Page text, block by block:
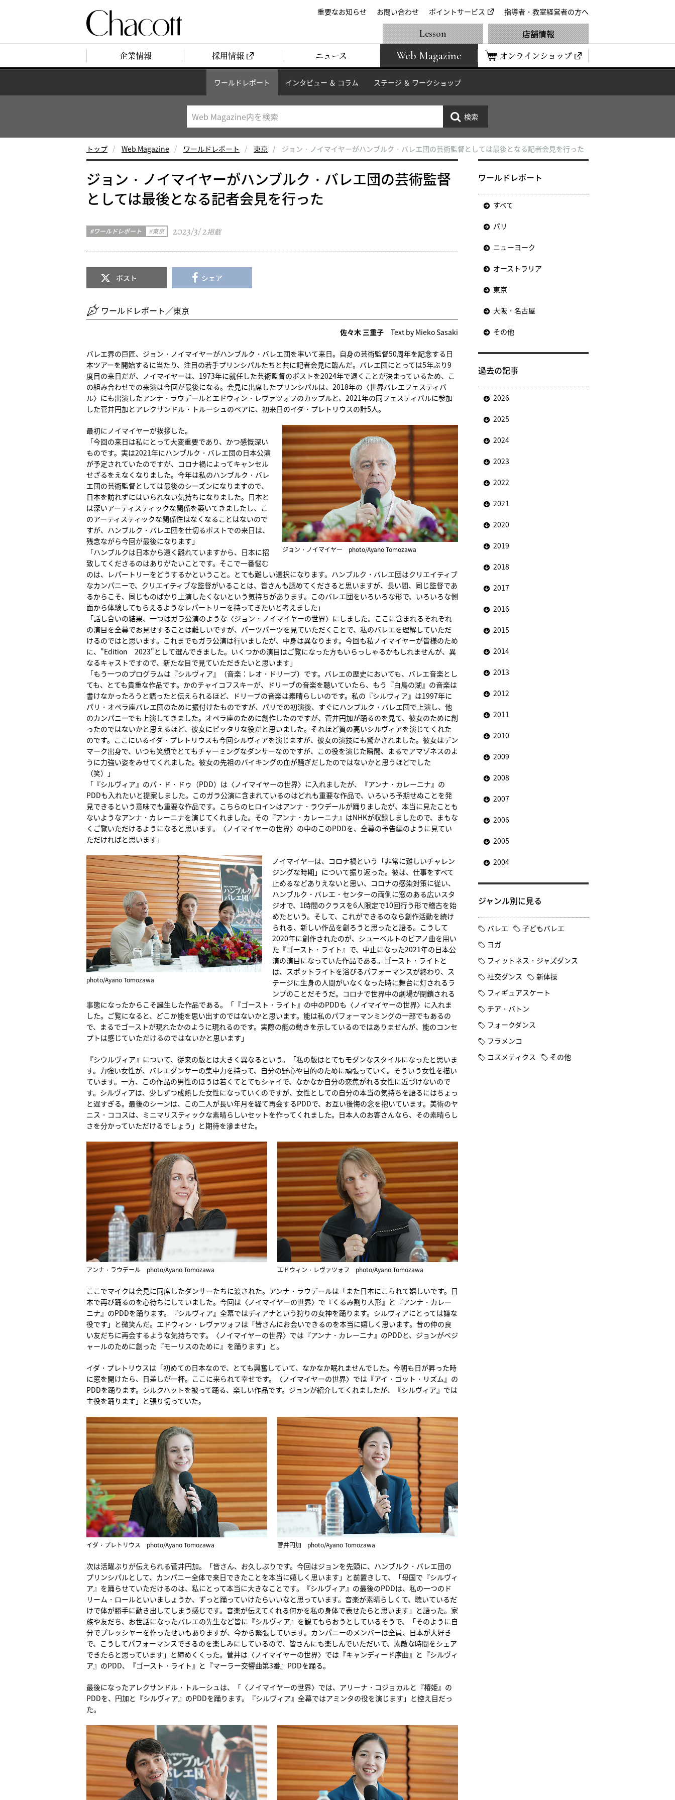
重要なお知らせ お問い合わせ ポイントサービス 指導者・教室経営者の方へ
企業情報 採用情報 ニュース Web Magazine オンラインショップ
Lesson 店舗情報
ワールドレポート インタビュー ＆ コラム ステージ ＆ ワークショップ
トップ Web Magazine ワールドレポート 東京 ジョン・ノイマイヤーがハンブルク・バレエ団の芸術監督としては最後となる記者会見を行った
ジョン・ノイマイヤーがハンブルク・バレエ団の芸術監督
としては最後となる記者会見を行った
ワールドレポート 東京 2023/3/ 2掲載
ポスト シェア
ワールドレポート／東京
佐々木 三重子 Text by Mieko Sasaki
バレエ界の巨匠、ジョン・ノイマイヤーがハンブルク・バレエ団を率いて来日。自身の芸術監督50周年を記念する日
本ツアーを開始するに当たり、注目の若手プリンシパルたちと共に記者会見に臨んだ。バレエ団にとっては5年ぶり9
度目の来日だが、ノイマイヤーは、1973年に就任した芸術監督のポストを2024年で退くことが決まっているため、こ
の組み合わせでの来演は今回が最後になる。会見に出席したプリンシパルは、2018年の〈世界バレエフェスティバ
ル〉にも出演したアンナ・ラウデールとエドウィン・レヴァツォフのカップルと、2021年の同フェスティバルに参加
した菅井円加とアレクサンドル・トルーシュのペアに、初来日のイダ・プレトリウスの計5人。
ジョン・ノイマイヤー photo/Ayano Tomozawa
最初にノイマイヤーが挨拶した。
「今回の来日は私にとって大変重要であり、かつ感慨深い
ものです。実は2021年にハンブルク・バレエ団の日本公演
が予定されていたのですが、コロナ禍によってキャンセル
せざるをえなくなりました。今年は私のハンブルク・バレ
エ団の芸術監督としては最後のシーズンになりますので、
日本を訪れずにはいられない気持ちになりました。日本と
は深いアーティスティックな関係を築いてきましたし、こ
のアーティスティックな関係性はなくなることはないので
すが、ハンブルク・バレエ団を仕切るポストでの来日は、
残念ながら今回が最後になります」
「ハンブルクは日本から遠く離れていますから、日本に招
致してくださるのはありがたいことです。そこで一番悩む
のは、レパートリーをどうするかということ。とても難しい選択になります。ハンブルク・バレエ団はクリエイティブ
なカンパニーで、クリエイティブな監督がいることは、皆さんも認めてくださると思いますが、長い間、同じ監督であ
るからこそ、同じものばかり上演したくないという気持ちがあります。このバレエ団をいろいろな形で、いろいろな側
面から体験してもらえるようなレパートリーを持ってきたいと考えました」
「話し合いの結果、一つはガラ公演のような〈ジョン・ノイマイヤーの世界〉にしました。ここに含まれるそれぞれ
の演目を全幕でお見せすることは難しいですが、パーツパーツを見ていただくことで、私のバレエを理解していただ
けるのではと思います。これまでもガラ公演は行いましたが、中身は異なります。今回も私ノイマイヤーが皆様のため
に、"Edition 2023"として選んできました。いくつかの演目はご覧になった方もいらっしゃるかもしれませんが、異
なるキャストですので、新たな目で見ていただきたいと思います」
「もう一つのプログラムは『シルヴィア』（音楽：レオ・ドリーブ）です。バレエの歴史においても、バレエ音楽とし
ても、とても貴重な作品です。かのチャイコフスキーが、ドリーブの音楽を聴いていたら、もう『白鳥の湖』の音楽は
書けなかったろうと語ったと伝えられるほど、ドリーブの音楽は素晴らしいのです。私の『シルヴィア』は1997年に
パリ・オペラ座バレエ団のために振付けたものですが、パリでの初演後、すぐにハンブルク・バレエ団で上演し、他
のカンパニーでも上演してきました。オペラ座のために創作したのですが、菅井円加が踊るのを見て、彼女のために創
ったのではないかと思えるほど、彼女にピッタリな役だと思いました。それほど質の高いシルヴィアを演じてくれた
のです。ここにいるイダ・プレトリウスも今回シルヴィアを演じますが、彼女の演技にも驚かされました。彼女はデン
マーク出身で、いつも笑顔でとてもチャーミングなダンサーなのですが、この役を演じた瞬間、まるでアマゾネスのよ
うに力強い姿をみせてくれました。彼女の先祖のバイキングの血が騒ぎだしたのではないかと思うほどでした
（笑）」
「『シルヴィア』のパ・ド・ドゥ（PDD）は〈ノイマイヤーの世界〉に入れましたが、『アンナ・カレーニナ』の
PDDも入れたいと提案しました。このガラ公演に含まれているのはどれも重要な作品で、いろいろ予期せぬことを発
見できるという意味でも重要な作品です。こちらのヒロインはアンナ・ラウデールが踊りましたが、本当に見たことも
ないようなアンナ・カレーニナを演じてくれました。その『アンナ・カレーニナ』はNHKが収録しましたので、まもな
くご覧いただけるようになると思います。〈ノイマイヤーの世界〉の中のこのPDDを、全幕の予告編のように見てい
ただければと思います」
photo/Ayano Tomozawa
ノイマイヤーは、コロナ禍という「非常に難しいチャレン
ジングな時期」について振り返った。彼は、仕事をすべて
止めるなどありえないと思い、コロナの感染対策に従い、
ハンブルク・バレエ・センターの両側に窓のある広いスタ
ジオで、1時間のクラスを6人限定で10回行う形で稽古を始
めたという。そして、これができるのなら創作活動を続け
られる、新しい作品を創ろうと思ったと語る。こうして
2020年に創作されたのが、シューベルトのピアノ曲を用い
た『ゴースト・ライト』で、中止になった2021年の日本公
演の演目になっていた作品である。ゴースト・ライトと
は、スポットライトを浴びるパフォーマンスが終わり、ス
テージに生身の人間がいなくなった時に舞台に灯されるラ
ンプのことだそうだ。コロナで世界中の劇場が閉鎖される
事態になったからこそ誕生した作品である。「『ゴースト・ライト』の中のPDDも〈ノイマイヤーの世界〉に入れま
した。ご覧になると、どこか能を思い出すのではないかと思います。能は私のパフォーマンミングの一部でもあるの
で、まるでゴーストが現れたかのように現れるのです。実際の能の動きを示しているのではありませんが、能のコンセ
プトは感じていただけるのではないかと思います」
『シウルヴィア』について、従来の版とは大きく異なるという。「私の版はとてもモダンなスタイルになったと思いま
す。力強い女性が、バレエダンサーの集中力を持って、自分の野心や目的のために頑張っていく。そういう女性を描い
ています。一方、この作品の男性のほうは若くてとてもシャイで、なかなか自分の恋焦がれる女性に近づけないので
す。シルヴィアは、少しずつ成熟した女性になっていくのですが、女性としての自分の本当の気持ちを語るにはちょっ
と遅すぎる。最後のシーンは、この二人が長い年月を経て再会するPDDで、お互い後悔の念を抱いています。美術のヤ
ニス・ココスは、ミニマリスティックな素晴らしいセットを作ってくれました。日本人のお客さんなら、その素晴らし
さを分かっていただけるでしょう」と期待を滲ませた。
アンナ・ラウデール photo/Ayano Tomozawa エドウィン・レヴァツォフ photo/Ayano Tomozawa
ここでマイクは会見に同席したダンサーたちに渡された。アンナ・ラウデールは「また日本にこられて嬉しいです。日
本で再び踊るのを心待ちにしていました。今回は〈ノイマイヤーの世界〉で『くるみ割り人形』と『アンナ・カレー
ニナ』のPDDを踊ります。『シルヴィア』全幕ではディアナという狩りの女神を踊ります。シルヴィアにとっては嫌な
役です」と微笑んだ。エドウィン・レヴァツォフは「皆さんにお会いできるのを本当に嬉しく思います。昔の仲の良
い友だちに再会するような気持ちです。〈ノイマイヤーの世界〉では『アンナ・カレーニナ』のPDDと、ジョンがベジ
ャールのために創った『モーリスのために』を踊ります」と。
イダ・プレトリウスは「初めての日本なので、とても興奮していて、なかなか眠れませんでした。今朝も日が昇った時
に窓を開けたら、日差しが一杯。ここに来られて幸せです。〈ノイマイヤーの世界〉では『アイ・ゴット・リズム』の
PDDを踊ります。シルクハットを被って踊る、楽しい作品です。ジョンが紹介してくれましたが、『シルヴィア』では
主役を踊ります」と張り切っていた。
イダ・プレトリウス photo/Ayano Tomozawa 菅井円加 photo/Ayano Tomozawa
次は活躍ぶりが伝えられる菅井円加。「皆さん、お久しぶりです。今回はジョンを先頭に、ハンブルク・バレエ団の
プリンシパルとして、カンパニー全体で来日できたことを本当に嬉しく思います」と前置きして、「母国で『シルヴィ
ア』を踊らせていただけるのは、私にとって本当に大きなことです。『シルヴィア』の最後のPDDは、私の一つのド
リーム・ロールといいましょうか、ずっと踊っていけたらいいなと思っています。音楽が素晴らしくて、聴いているだ
けで体が勝手に動き出してしまう感じです。音楽が伝えてくれる何かを私の身体で表せたらと思います」と語った。家
族や友だち、お世話になったバレエの先生など皆に『シルヴィア』を観てもらおうとしているそうで、「そのように自
分でプレッシヤーを作ったせいもありますが、今から緊張しています。カンパニーのメンバーは全員、日本が大好き
で、こうしてパフォーマンスできるのを楽しみにしているので、皆さんにも楽しんでいただいて、素敵な時間をシェア
できたらと思っています」と締めくくった。菅井は〈ノイマイヤーの世界〉では『キャンディード序曲』と『シルヴィ
ア』のPDD、『ゴースト・ライト』と『マーラー交響曲第3番』PDDを踊る。
最後になったアレクサンドル・トルーシュは、「〈ノイマイヤーの世界〉では、アリーナ・コジョカルと『椿姫』の
PDDを、円加と『シルヴィア』のPDDを踊ります。『シルヴィア』全幕ではアミンタの役を演じます」と控え目だっ
た。
ワールドレポート
すべて
パリ
ニューヨーク
オーストラリア
東京
大阪・名古屋
その他
過去の記事
2026
2025
2024
2023
2022
2021
2020
2019
2018
2017
2016
2015
2014
2013
2012
2011
2010
2009
2008
2007
2006
2005
2004
ジャンル別に見る
バレエ
子どもバレエ
ヨガ
フィットネス・ジャズダンス
社交ダンス
新体操
フィギュアスケート
チア・バトン
フォークダンス
フラメンコ
コスメティクス
その他